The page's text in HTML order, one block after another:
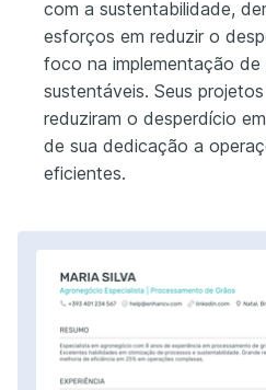
com a sustentabilidade,
esforços em reduzir o
foco na implementação
sustentáveis. Seus
reduziram o desperdício
de sua dedicação a
eficientes.